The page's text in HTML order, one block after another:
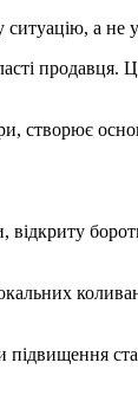
а не
продавця.
створює